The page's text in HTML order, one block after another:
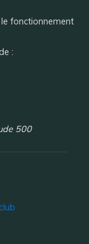
fonctionnement
:
500